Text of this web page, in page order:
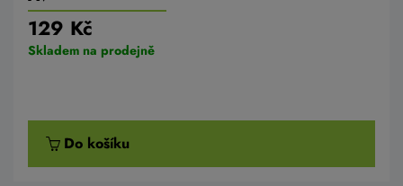
129 Kč
Skladem na prodejně
Do košíku